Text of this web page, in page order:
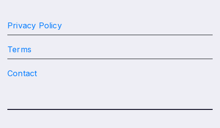
Privacy Policy
Terms
Contact